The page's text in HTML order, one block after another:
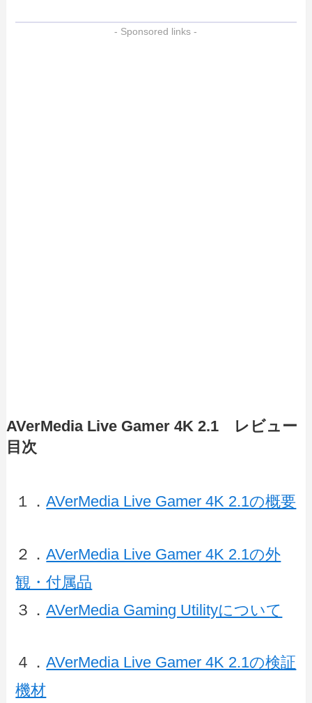
- Sponsored links -
AVerMedia Live Gamer 4K 2.1 レビュー
目次
１．AVerMedia Live Gamer 4K 2.1の概要
２．AVerMedia Live Gamer 4K 2.1の外
観・付属品
３．AVerMedia Gaming Utilityについて
４．AVerMedia Live Gamer 4K 2.1の検証
機材